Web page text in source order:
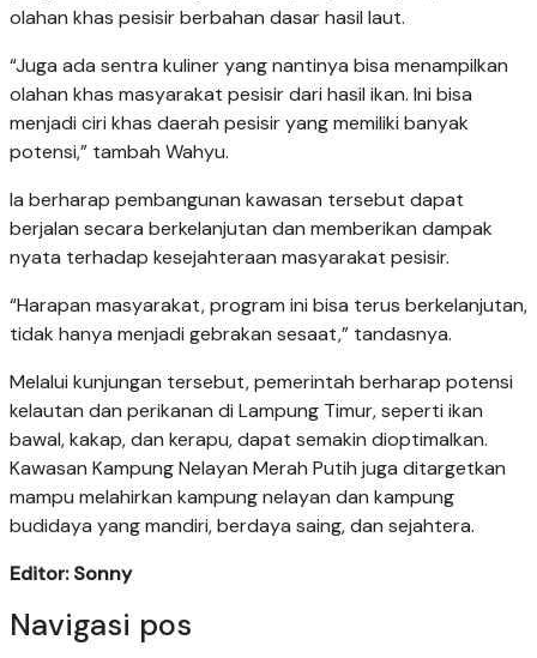
olahan khas pesisir berbahan dasar hasil laut.
“Juga ada sentra kuliner yang nantinya bisa menampilkan
olahan khas masyarakat pesisir dari hasil ikan. Ini bisa
menjadi ciri khas daerah pesisir yang memiliki banyak
potensi,” tambah Wahyu.
Ia berharap pembangunan kawasan tersebut dapat
berjalan secara berkelanjutan dan memberikan dampak
nyata terhadap kesejahteraan masyarakat pesisir.
“Harapan masyarakat, program ini bisa terus berkelanjutan,
tidak hanya menjadi gebrakan sesaat,” tandasnya.
Melalui kunjungan tersebut, pemerintah berharap potensi
kelautan dan perikanan di Lampung Timur, seperti ikan
bawal, kakap, dan kerapu, dapat semakin dioptimalkan.
Kawasan Kampung Nelayan Merah Putih juga ditargetkan
mampu melahirkan kampung nelayan dan kampung
budidaya yang mandiri, berdaya saing, dan sejahtera.
Editor: Sonny
Navigasi pos